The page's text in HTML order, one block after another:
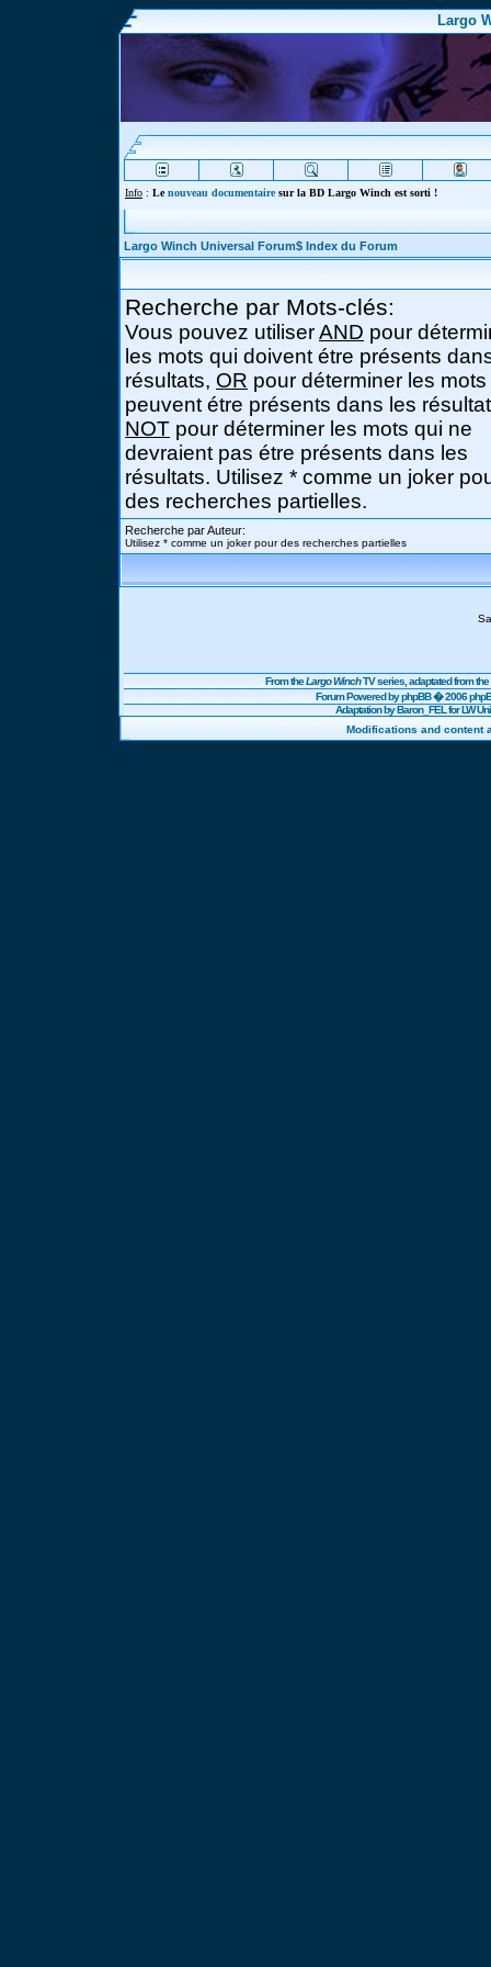
Largo
Info : Lenouveau documentairesur la BD Largo Winch est sorti !
Largo Winch Universal Forum$ Index du Forum
Recherche par Mots-clés:
Vous pouvez utiliserAND pour
les mots qui doivent étre présents
résultats, OR pour déterminer les
peuvent étre présents dans les
NOT pour déterminer les mots qui ne
devraient pas étre présents dans les
résultats. Utilisez * comme un joker
des recherches partielles.
Recherche par Auteur:
Utilisez * comme un joker pour des recherches partielles
From theLargo WinchTV series, adaptated from
Forum Powered byphpBB� 2006
Adaptation by Baron_FEL for LW
Modifications and content